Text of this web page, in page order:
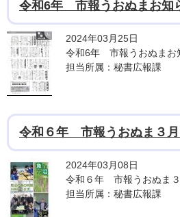
令和6年 市報うおぬまお知
2024年03月25日
令和6年 市報うおぬまお
担当所属：秘書広報課
令和６年 市報うおぬま３
2024年03月08日
令和６年 市報うおぬま３
担当所属：秘書広報課